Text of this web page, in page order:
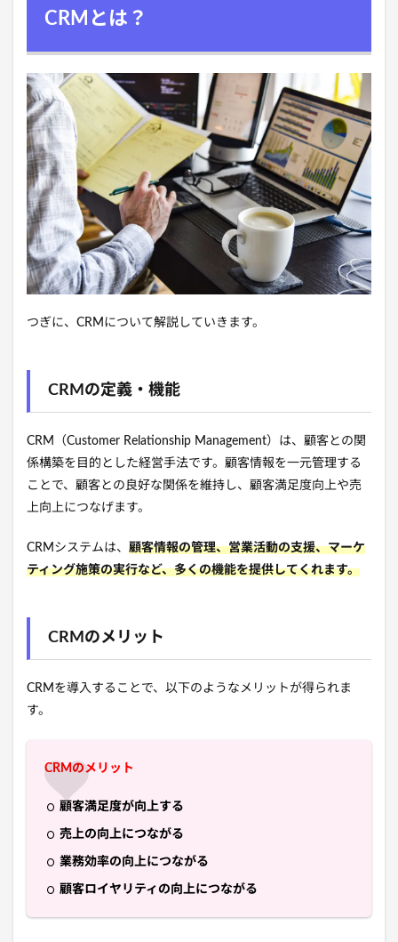
CRMとは？
つぎに、CRMについて解説していきます。
CRMの定義・機能
CRM（Customer Relationship Management）は、顧客との関
係構築を目的とした経営手法です。顧客情報を一元管理する
ことで、顧客との良好な関係を維持し、顧客満足度向上や売
上向上につなげます。
CRMシステムは、 顧客情報の管理、営業活動の支援、マーケ
ティング施策の実行など、多くの機能を提供してくれます。
CRMのメリット
CRMを導入することで、以下のようなメリットが得られま
す。
CRMのメリット
顧客満足度が向上する
売上の向上につながる
業務効率の向上につながる
顧客ロイヤリティの向上につながる